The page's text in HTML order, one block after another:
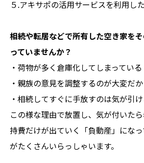
５.アキサポの活用サービスを利用し
相続や転居などで所有した空き家を
っていませんか？
・荷物が多く倉庫化してしまっている
・親族の意見を調整するのが大変だか
・相続してすぐに手放すのは気が引け
この様な理由で放置し、気が付いた
持費だけが出ていく「負動産」にな
がたくさんいらっしゃいます。